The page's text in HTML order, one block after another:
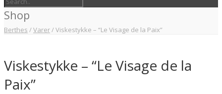
Shop
Berthes /Varer/Viskestykke – “Le Visage de la Paix”
Viskestykke – “Le Visage de la
Paix”